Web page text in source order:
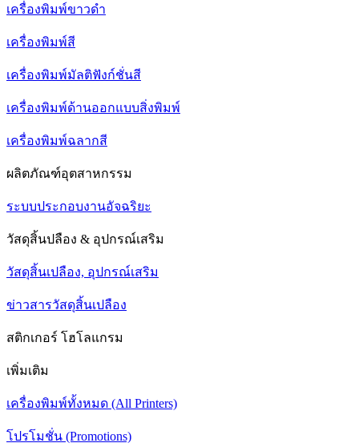
เครื่องพิมพ์ขาวดำ
เครื่องพิมพ์สี
เครื่องพิมพ์มัลติฟังก์ชั่นสี
เครื่องพิมพ์ด้านออกแบบสิ่งพิมพ์
เครื่องพิมพ์ฉลากสี
ผลิตภัณฑ์อุตสาหกรรม
ระบบประกอบงานอัจฉริยะ
วัสดุสิ้นปลือง & อุปกรณ์เสริม
วัสดุสิ้นเปลือง, อุปกรณ์เสริม
ข่าวสารวัสดุสิ้นเปลือง
สติกเกอร์ โฮโลแกรม
เพิ่มเติม
เครื่องพิมพ์ทั้งหมด (All Printers)
โปรโมชั่น (Promotions)